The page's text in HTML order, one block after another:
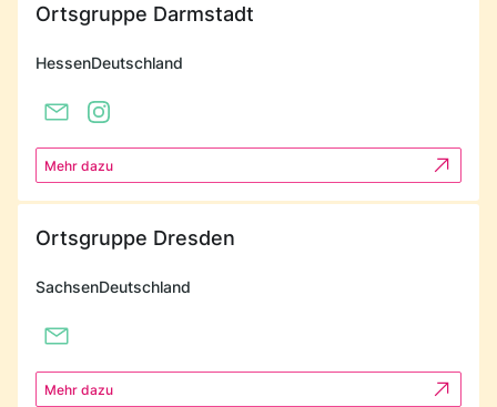
Ortsgruppe Darmstadt
HessenDeutschland
Mehr dazu
Ortsgruppe Dresden
SachsenDeutschland
Mehr dazu